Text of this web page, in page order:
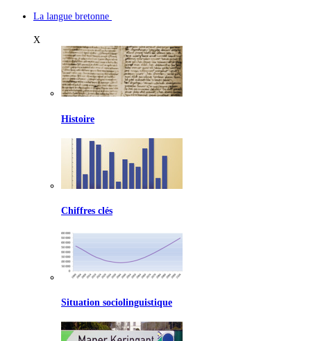
La langue bretonne
X
Histoire
Chiffres clés
Situation sociolinguistique